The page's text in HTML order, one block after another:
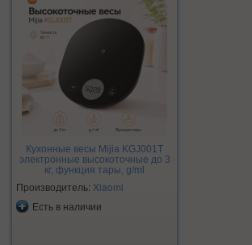
Кухонные весы Mijia KGJ001T
электронные высокоточные до 3
кг, функция тары, g/ml
Производитель: Xiaomi
Есть в наличии